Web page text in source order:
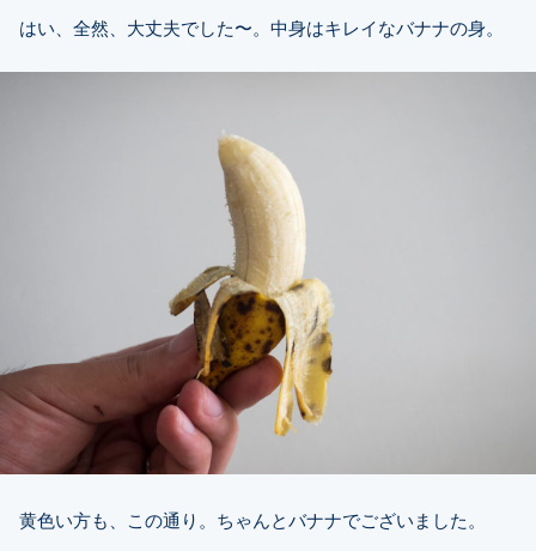
はい、全然、大丈夫でした〜。中身はキレイなバナナの身。
黄色い方も、この通り。ちゃんとバナナでございました。